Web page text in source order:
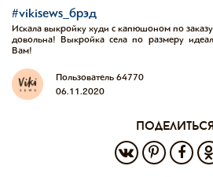
#vikisews_брэд
Искала выкройку худи с капюшоном по
довольна! Выкройка села по размеру
Вам!
Пользователь 64770
06.11.2020